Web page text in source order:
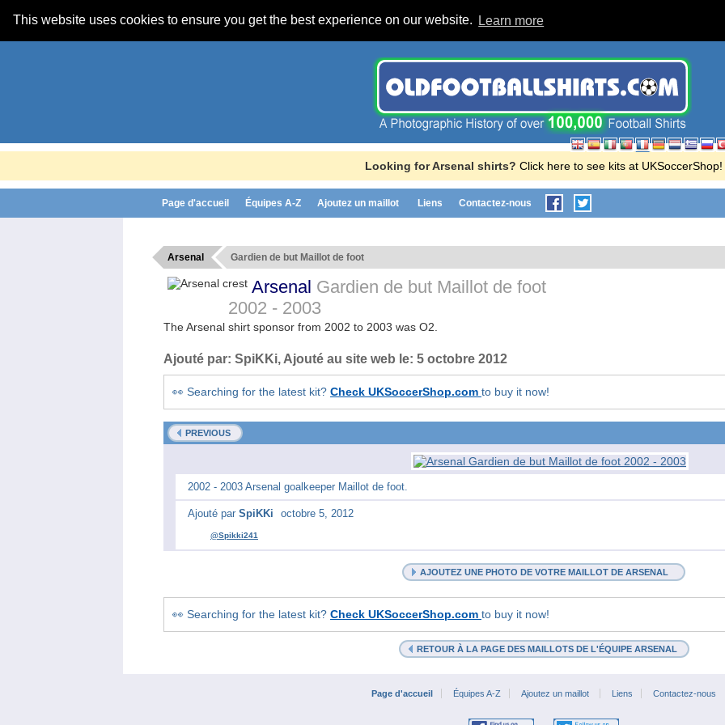
This website uses cookies to ensure you get the best experience on our website. Learn more
Looking for Arsenal shirts? Click here to see kits at UKSoccerShop!
Page d'accueil Équipes A-Z Ajoutez un maillot Liens Contactez-nous
Arsenal Gardien de but Maillot de foot
Arsenal Gardien de but Maillot de foot
2002 - 2003
The Arsenal shirt sponsor from 2002 to 2003 was O2.
Ajouté par: SpiKKi, Ajouté au site web le: 5 octobre 2012
👀 Searching for the latest kit? Check UKSoccerShop.com to buy it now!
PREVIOUS
2002 - 2003 Arsenal goalkeeper Maillot de foot.
Ajouté par SpiKKi octobre 5, 2012
@Spikki241
AJOUTEZ UNE PHOTO DE VOTRE MAILLOT DE ARSENAL
👀 Searching for the latest kit? Check UKSoccerShop.com to buy it now!
RETOUR À LA PAGE DES MAILLOTS DE L'ÉQUIPE ARSENAL
Page d'accueil Équipes A-Z Ajoutez un maillot Liens Contactez-nous